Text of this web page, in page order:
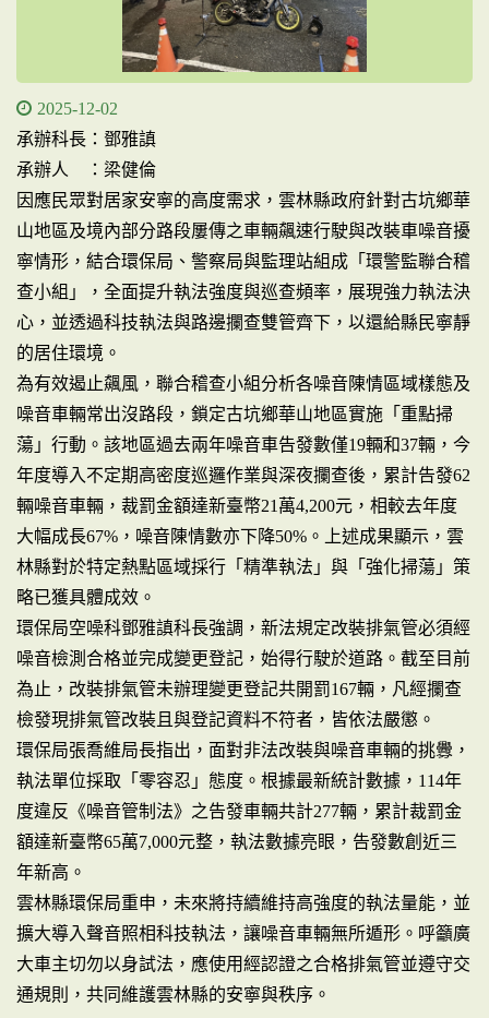
2025-12-02
承辦科長：鄧雅謓
承辦人 ：梁健倫
因應民眾對居家安寧的高度需求，雲林縣政府針對古坑鄉華
山地區及境內部分路段屢傳之車輛飆速行駛與改裝車噪音擾
寧情形，結合環保局、警察局與監理站組成「環警監聯合稽
查小組」，全面提升執法強度與巡查頻率，展現強力執法決
心，並透過科技執法與路邊攔查雙管齊下，以還給縣民寧靜
的居住環境。
為有效遏止飆風，聯合稽查小組分析各噪音陳情區域樣態及
噪音車輛常出沒路段，鎖定古坑鄉華山地區實施「重點掃
蕩」行動。該地區過去兩年噪音車告發數僅19輛和37輛，今
年度導入不定期高密度巡邏作業與深夜攔查後，累計告發62
輛噪音車輛，裁罰金額達新臺幣21萬4,200元，相較去年度
大幅成長67%，噪音陳情數亦下降50%。上述成果顯示，雲
林縣對於特定熱點區域採行「精準執法」與「強化掃蕩」策
略已獲具體成效。
環保局空噪科鄧雅謓科長強調，新法規定改裝排氣管必須經
噪音檢測合格並完成變更登記，始得行駛於道路。截至目前
為止，改裝排氣管未辦理變更登記共開罰167輛，凡經攔查
檢發現排氣管改裝且與登記資料不符者，皆依法嚴懲。
環保局張喬維局長指出，面對非法改裝與噪音車輛的挑釁，
執法單位採取「零容忍」態度。根據最新統計數據，114年
度違反《噪音管制法》之告發車輛共計277輛，累計裁罰金
額達新臺幣65萬7,000元整，執法數據亮眼，告發數創近三
年新高。
雲林縣環保局重申，未來將持續維持高強度的執法量能，並
擴大導入聲音照相科技執法，讓噪音車輛無所遁形。呼籲廣
大車主切勿以身試法，應使用經認證之合格排氣管並遵守交
通規則，共同維護雲林縣的安寧與秩序。